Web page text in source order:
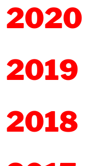
2020
2019
2018